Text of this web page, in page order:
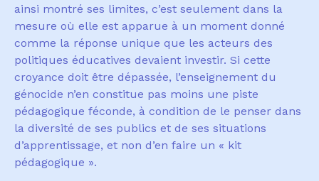
ainsi montré ses limites, c’est seulement dans la
mesure où elle est apparue à un moment donné
comme la réponse unique que les acteurs des
politiques éducatives devaient investir. Si cette
croyance doit être dépassée, l’enseignement du
génocide n’en constitue pas moins une piste
pédagogique féconde, à condition de le penser dans
la diversité de ses publics et de ses situations
d’apprentissage, et non d’en faire un « kit
pédagogique ».